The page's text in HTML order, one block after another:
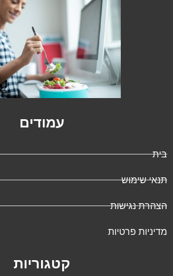
עמודים
בית
תנאי שימוש
הצהרת נגישות
מדיניות פרטיות
קטגוריות